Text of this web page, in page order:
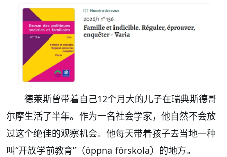
德莱斯曾带着自己12个月大的儿子在瑞典斯德哥
尔摩生活了半年。作为一名社会学家，他自然不会放
过这个绝佳的观察机会。他每天带着孩子去当地一种
叫“开放学前教育”（öppna förskola）的地方。